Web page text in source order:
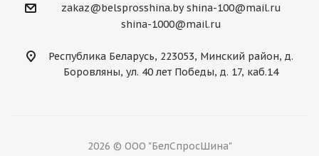
zakaz@belsprosshina.by shina-100@mail.ru
shina-1000@mail.ru
Республика Беларусь, 223053, Минский район, д.
Боровляны, ул. 40 лет Победы, д. 17, каб.14
2026 © ООО "БелСпросШина"